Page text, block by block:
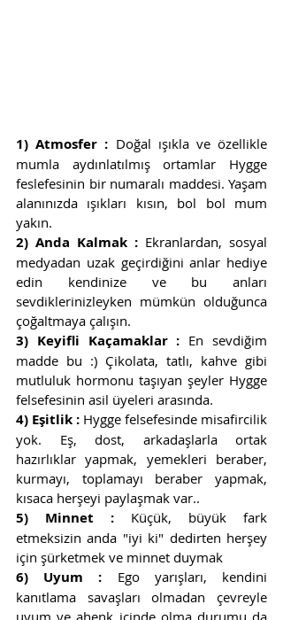
1) Atmosfer : Doğal ışıkla ve özellikle
mumla aydınlatılmış ortamlar Hygge
feslefesinin bir numaralı maddesi. Yaşam
alanınızda ışıkları kısın, bol bol mum
yakın.
2) Anda Kalmak : Ekranlardan, sosyal
medyadan uzak geçirdiğini anlar hediye
edin kendinize ve bu anları
sevdiklerinizleyken mümkün olduğunca
çoğaltmaya çalışın.
3) Keyifli Kaçamaklar : En sevdiğim
madde bu :) Çikolata, tatlı, kahve gibi
mutluluk hormonu taşıyan şeyler Hygge
felsefesinin asil üyeleri arasında.
4) Eşitlik : Hygge felsefesinde misafircilik
yok. Eş, dost, arkadaşlarla ortak
hazırlıklar yapmak, yemekleri beraber,
kurmayı, toplamayı beraber yapmak,
kısaca herşeyi paylaşmak var..
5) Minnet : Küçük, büyük fark
etmeksizin anda "iyi ki" dedirten herşey
için şürketmek ve minnet duymak
6) Uyum : Ego yarışları, kendini
kanıtlama savaşları olmadan çevreyle
uyum ve ahenk içinde olma durumu da